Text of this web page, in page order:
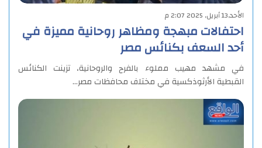
الأحد,13 أبريل, 2025 2:07 م
احتفالات مبهجة ومظاهر روحانية مميزة في
أحد السعف بكنائس مصر
في مشهد مهيب مملوء بالفرح والروحانية، تزينت الكنائس
القبطية الأرثوذكسية في مختلف محافظات مصر…